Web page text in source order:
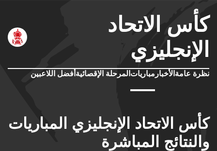
كأس الاتحاد
الإنجليزي
نظرة عامة الأخبار مباريات المرحلة الإقصائية أفضل اللاعبين
كأس الاتحاد الإنجليزي المباريات
والنتائج المباشرة